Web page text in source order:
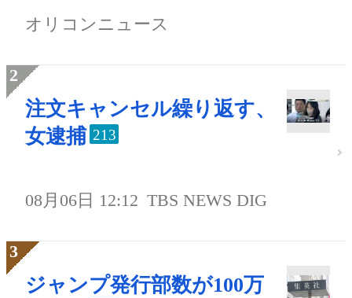
オリコンニュース
注文キャンセル繰り返す、
女逮捕 213
08月06日 12:12 TBS NEWS DIG
ジャンプ発行部数が100万